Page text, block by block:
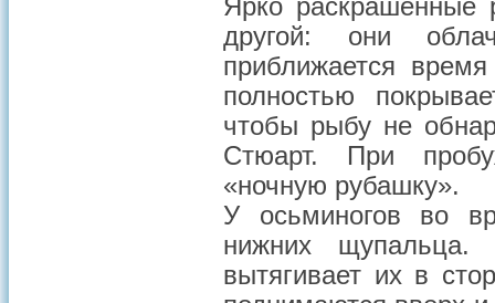
Ярко раскрашенные
другой: они
приближается
полностью
чтобы рыбу не
Стюарт. При
«ночную рубашку».
У осьминогов во
нижних щупальца.
вытягивает их в